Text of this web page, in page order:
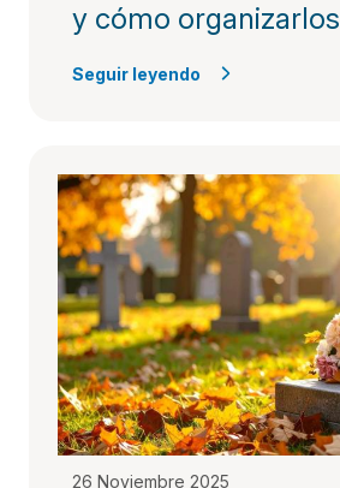
y cómo organizarlos
Seguir leyendo
26 Noviembre 2025